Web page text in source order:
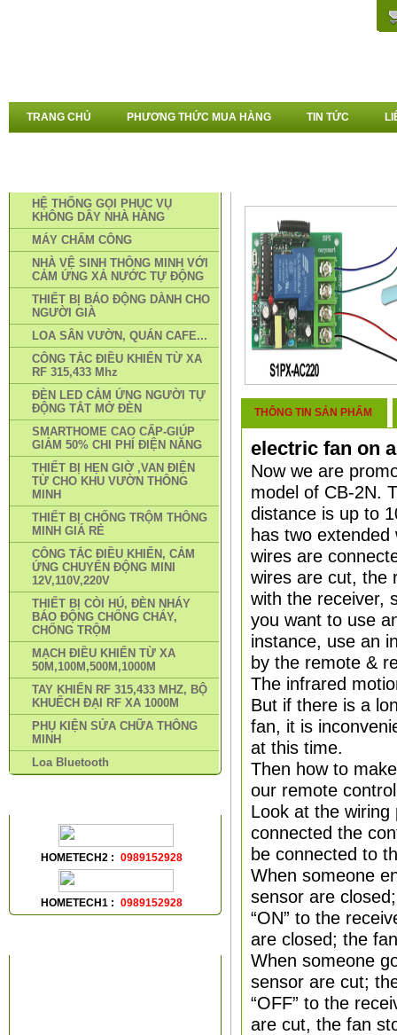
TRANG CHỦ PHƯƠNG THỨC MUA HÀNG TIN TỨC
HỆ THỐNG GỌI PHỤC VỤ
KHÔNG DÂY NHÀ HÀNG
MÁY CHẤM CÔNG
NHÀ VỆ SINH THÔNG MINH VỚI
CẢM ỨNG XẢ NƯỚC TỰ ĐỘNG
THIẾT BỊ BÁO ĐỘNG DÀNH CHO
NGƯỜI GIÀ
LOA SÂN VƯỜN, QUÁN CAFE...
CÔNG TẮC ĐIỀU KHIỂN TỪ XA
RF 315,433 Mhz
ĐÈN LED CẢM ỨNG NGƯỜI TỰ
ĐỘNG TẮT MỞ ĐÈN
SMARTHOME CAO CẤP-GIÚP
GIẢM 50% CHI PHÍ ĐIỆN NĂNG
THIẾT BỊ HẸN GIỜ ,VAN ĐIỆN
TỪ CHO KHU VƯỜN THÔNG
MINH
THIẾT BỊ CHỐNG TRỘM THÔNG
MINH GIÁ RẺ
CÔNG TẮC ĐIỀU KHIỂN, CẢM
ỨNG CHUYỂN ĐỘNG MINI
12V,110V,220V
THIẾT BỊ CÒI HÚ, ĐÈN NHÁY
BÁO ĐỘNG CHỐNG CHÁY,
CHỐNG TRỘM
MẠCH ĐIỀU KHIỂN TỪ XA
50M,100M,500M,1000M
TAY KHIỂN RF 315,433 MHZ, BỘ
KHUẾCH ĐẠI RF XA 1000M
PHỤ KIỆN SỬA CHỮA THÔNG
MINH
Loa Bluetooth
HOMETECH2 : 0989152928
HOMETECH1 : 0989152928
DỤNG ĐIỀU KHIỂN TỪ XA RF
THÔNG TIN SẢN PHẨM
electric fan on
Now we are
model of CB-2N.
distance is up to
has two
wires are
wires are cut, the
with the receiver,
you want to use
instance, use an
by the remote &
The infrared
But if there is a
fan, it is
at this time.
Then how to
our remote
Look at the
connected the
be connected to
When someone
sensor are
“ON” to the
are closed; the
When someone
sensor are cut;
“OFF” to the
are cut, the fan